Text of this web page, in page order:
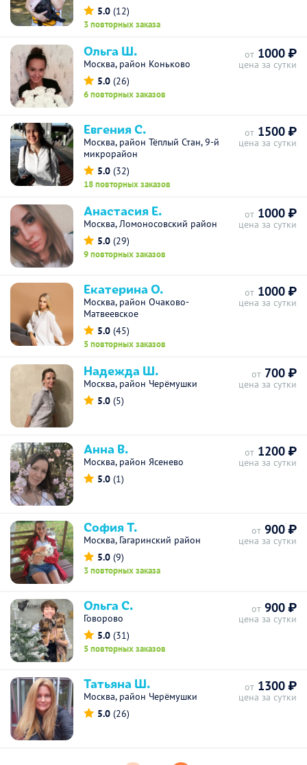
5.0 (12)
3 повторных заказа
Ольга Ш.
Москва, район Коньково
5.0 (26)
6 повторных заказов
от 1000 ₽
цена за сутки
Евгения С.
Москва, район Тёплый Стан, 9-й
микрорайон
5.0 (32)
18 повторных заказов
от 1500 ₽
цена за сутки
Анастасия Е.
Москва, Ломоносовский район
5.0 (29)
9 повторных заказов
от 1000 ₽
цена за сутки
Екатерина О.
Москва, район Очаково-
Матвеевское
5.0 (45)
5 повторных заказов
от 1000 ₽
цена за сутки
Надежда Ш.
Москва, район Черёмушки
5.0 (5)
от 700 ₽
цена за сутки
Анна В.
Москва, район Ясенево
5.0 (1)
от 1200 ₽
цена за сутки
София Т.
Москва, Гагаринский район
5.0 (9)
3 повторных заказа
от 900 ₽
цена за сутки
Ольга С.
Говорово
5.0 (31)
5 повторных заказов
от 900 ₽
цена за сутки
Татьяна Ш.
Москва, район Черёмушки
5.0 (26)
от 1300 ₽
цена за сутки